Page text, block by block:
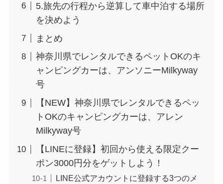
5.旅先の行程から逆算して車中泊する場所
を決めよう
まとめ
神奈川県でレンタルできるペットOKのキ
ャンピングカーは、アンソニーMilkyway
号
【NEW】神奈川県でレンタルできるペッ
トOKのキャンピングカーは、アレン
Milkyway号
【LINEに登録】初回から使える限定クー
ポン3000円分をゲットしよう！
LINE公式アカウントに登録する3つのメ